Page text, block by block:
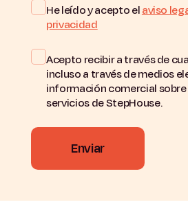
He leído y acepto elaviso
privacidad
Acepto recibir a través de
incluso a través de medios
información comercial
servicios de StepHouse.